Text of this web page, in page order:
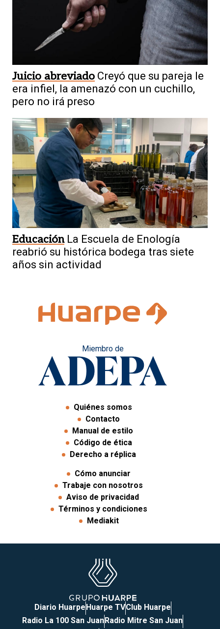
Juicio abreviado Creyó que su pareja le
era infiel, la amenazó con un cuchillo,
pero no irá preso
Educación La Escuela de Enología
reabrió su histórica bodega tras siete
años sin actividad
Miembro de
Quiénes somos
Contacto
Manual de estilo
Código de ética
Derecho a réplica
Cómo anunciar
Trabaje con nosotros
Aviso de privacidad
Términos y condiciones
Mediakit
Diario HuarpeHuarpe TVClub Huarpe
Radio La 100 San JuanRadio Mitre San Juan